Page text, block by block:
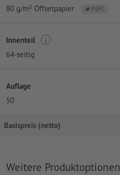
80 g/m² Offsetpapier
PEFC
Innenteil
64-seitig
Auflage
50
Basispreis (netto)
Weitere Produktoptionen